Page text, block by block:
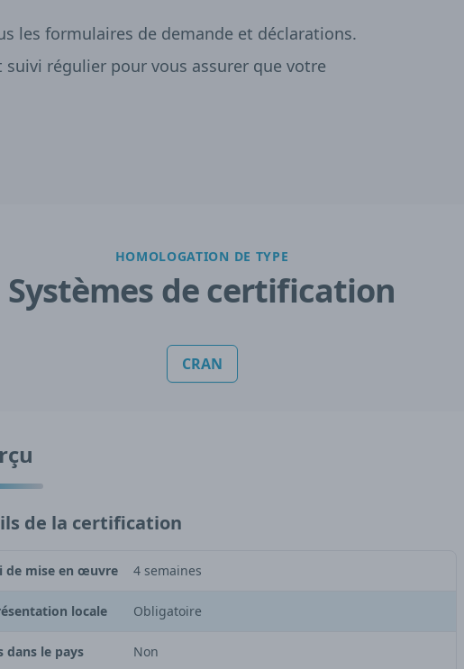
les formulaires de demande et déclarations.
régulier pour vous assurer que votre
HOMOLOGATION DE TYPE
Systèmes de certification
CRAN
de la certification
de mise en œuvre 4 semaines
locale Obligatoire
dans le pays Non